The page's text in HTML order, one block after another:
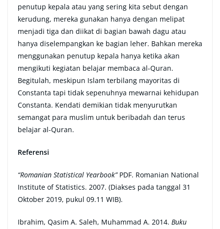
penutup kepala atau yang sering kita sebut dengan
kerudung, mereka gunakan hanya dengan melipat
menjadi tiga dan diikat di bagian bawah dagu atau
hanya diselempangkan ke bagian leher. Bahkan mereka
menggunakan penutup kepala hanya ketika akan
mengikuti kegiatan belajar membaca al-Quran.
Begitulah, meskipun Islam terbilang mayoritas di
Constanta tapi tidak sepenuhnya mewarnai kehidupan
Constanta. Kendati demikian tidak menyurutkan
semangat para muslim untuk beribadah dan terus
belajar al-Quran.
Referensi
“Romanian Statistical Yearbook” PDF. Romanian National
Institute of Statistics. 2007. (Diakses pada tanggal 31
Oktober 2019, pukul 09.11 WIB).
Ibrahim, Qasim A. Saleh, Muhammad A. 2014. Buku